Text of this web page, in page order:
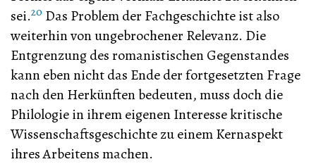
sei.20 Das Problem der Fachgeschichte ist also
weiterhin von ungebrochener Relevanz. Die
Entgrenzung des romanistischen Gegenstandes
kann eben nicht das Ende der fortgesetzten Frage
nach den Herkünften bedeuten, muss doch die
Philologie in ihrem eigenen Interesse kritische
Wissenschaftsgeschichte zu einem Kernaspekt
ihres Arbeitens machen.